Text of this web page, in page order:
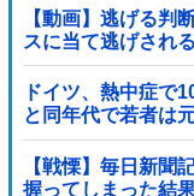
【動画】逃げる判
スに当て逃げされる
ドイツ、熱中症で
と同年代で若者は
【戦慄】毎日新聞
握ってしまった結